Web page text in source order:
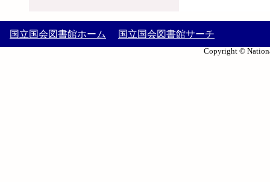
国立国会図書館ホーム 国立国会図書館サーチ
Copyright ©